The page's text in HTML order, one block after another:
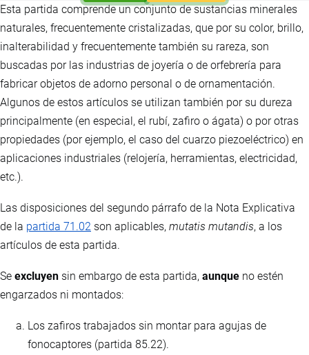
Esta partida comprende un conjunto de sustancias minerales
naturales, frecuentemente cristalizadas, que por su color, brillo,
inalterabilidad y frecuentemente también su rareza, son
buscadas por las industrias de joyería o de orfebrería para
fabricar objetos de adorno personal o de ornamentación.
Algunos de estos artículos se utilizan también por su dureza
principalmente (en especial, el rubí, zafiro o ágata) o por otras
propiedades (por ejemplo, el caso del cuarzo piezoeléctrico) en
aplicaciones industriales (relojería, herramientas, electricidad,
etc.).
Las disposiciones del segundo párrafo de la Nota Explicativa
de la partida 71.02 son aplicables, mutatis mutandis, a los
artículos de esta partida.
Se excluyen sin embargo de esta partida, aunque no estén
engarzados ni montados:
Los zafiros trabajados sin montar para agujas de
fonocaptores (partida 85.22).